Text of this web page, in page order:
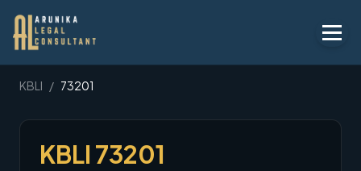
Layanan
Peraturan
KBLI
KBLI / 73201
KBLI 73201